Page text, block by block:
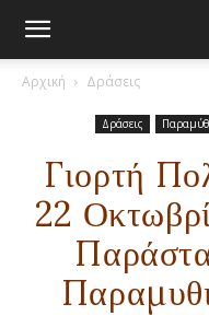
Αρχική Δράσεις
Δράσεις
Γιορτή
22